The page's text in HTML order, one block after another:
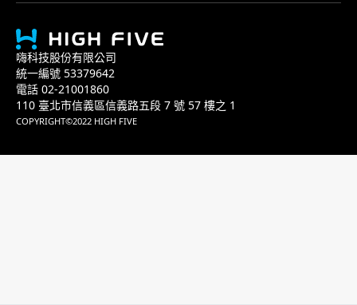
嗨科技股份有限公司
統一編號 53379642
電話 02-21001860
110 臺北市信義區信義路五段 7 號 57 樓之 1
COPYRIGHT©2022 HIGH FIVE